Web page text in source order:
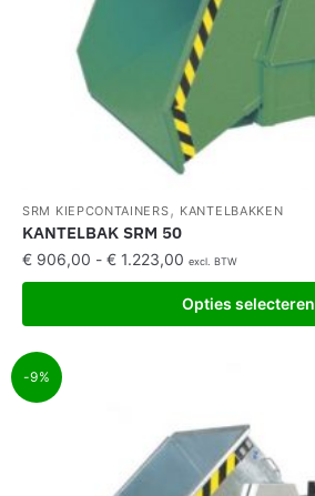
SRM KIEPCONTAINERS, KANTELBAKKEN
KANTELBAK SRM 50
€ 906,00 - € 1.223,00 excl. BTW
Opties selecteren
-9%